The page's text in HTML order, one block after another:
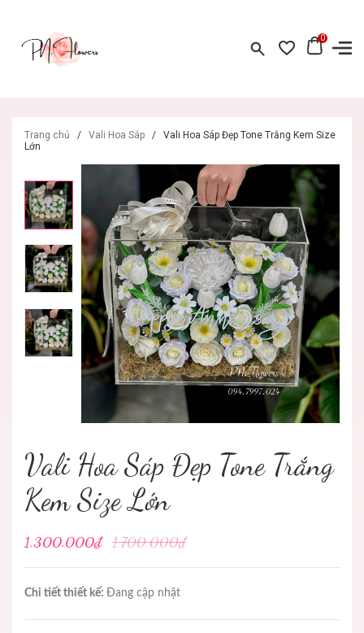
0
Trang chủ / Vali Hoa Sáp /
Vali Hoa Sáp Đẹp Tone Trắng Kem Size
Lớn
Vali Hoa Sáp Đẹp Tone Trắng
Kem Size Lớn
1.300.000₫ 1.700.000₫
Chi tiết thiết kế: Đang cập nhật